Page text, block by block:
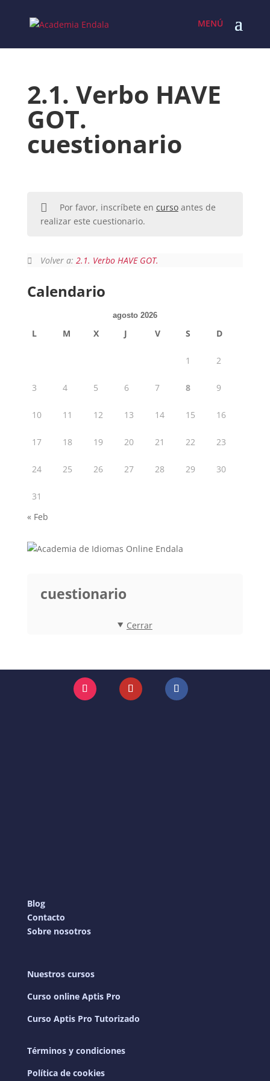
content
2.1. Verbo HAVE
GOT.
cuestionario
Por favor, inscríbete en cursoantes de
realizar este cuestionario.
Volver a:2.1. Verbo HAVE GOT.
Calendario
agosto 2026
L M X J V S D
1 2
3 4 5 6 7 8 9
10 11 12 13 14 15 16
17 18 19 20 21 22 23
24 25 26 27 28 29 30
31
« Feb
cuestionario
Cerrar
Instagram YouTube Facebook
Blog
Contacto
Sobre nosotros
Nuestros cursos
Curso online Aptis Pro
Curso Aptis Pro Tutorizado
Términos y condiciones
Política de cookies